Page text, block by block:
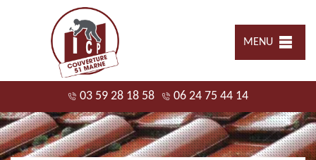
MENU
03 59 28 18 58 06 24 75 44 14